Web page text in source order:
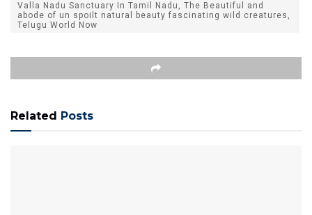
Valla Nadu Sanctuary In Tamil Nadu, The Beautiful and
abode of un spoilt natural beauty fascinating wild creatures,
Telugu World Now
Related Posts